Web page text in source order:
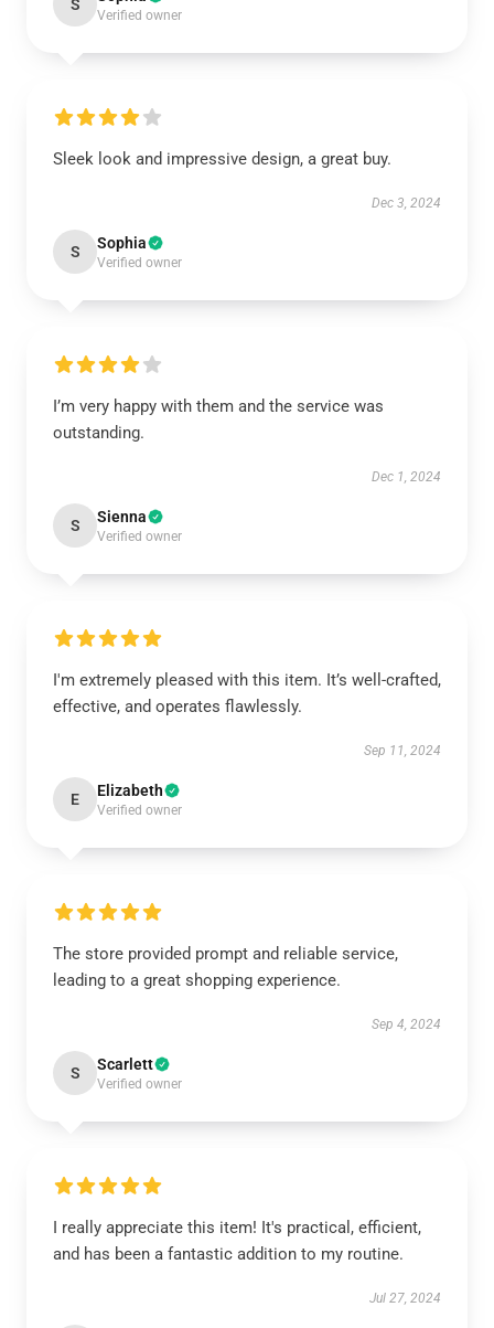
S
Verified owner
Sleek look and impressive design, a great buy.
Dec 3, 2024
S Sophia
Verified owner
I’m very happy with them and the service was
outstanding.
Dec 1, 2024
S Sienna
Verified owner
I'm extremely pleased with this item. It’s well-crafted,
effective, and operates flawlessly.
Sep 11, 2024
E Elizabeth
Verified owner
The store provided prompt and reliable service,
leading to a great shopping experience.
Sep 4, 2024
S Scarlett
Verified owner
I really appreciate this item! It's practical, efficient,
and has been a fantastic addition to my routine.
Jul 27, 2024